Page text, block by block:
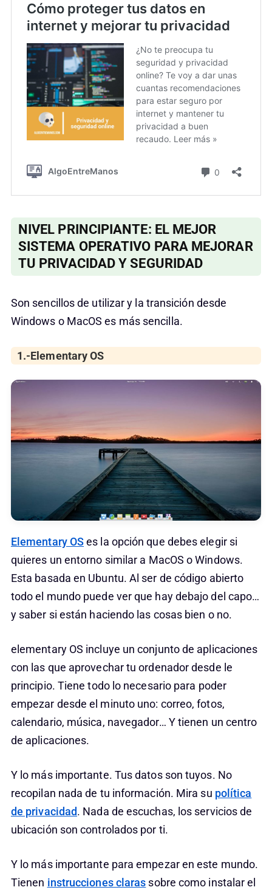
NIVEL PRINCIPIANTE: EL MEJOR
SISTEMA OPERATIVO PARA MEJORAR
TU PRIVACIDAD Y SEGURIDAD
Son sencillos de utilizar y la transición desde
Windows o MacOS es más sencilla.
1.-Elementary OS
Elementary OSes la opción que debes elegir si
quieres un entorno similar a MacOS o Windows.
Esta basada en Ubuntu. Al ser de código abierto
todo el mundo puede ver que hay debajo del capo…
y saber si están haciendo las cosas bien o no.
elementary OS incluye un conjunto de aplicaciones
con las que aprovechar tu ordenador desde le
principio. Tiene todo lo necesario para poder
empezar desde el minuto uno: correo, fotos,
calendario, música, navegador… Y tienen un centro
de aplicaciones.
Y lo más importante. Tus datos son tuyos. No
recopilan nada de tu información. Mira su política
de privacidad. Nada de escuchas, los servicios de
ubicación son controlados por ti.
Y lo más importante para empezar en este mundo.
Tienen instrucciones claras sobre como instalar el